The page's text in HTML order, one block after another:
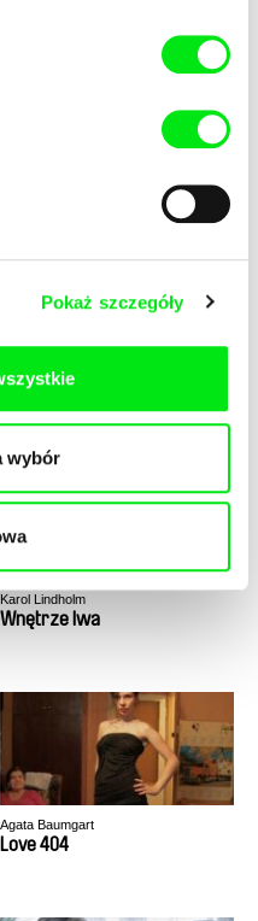
Pokaż szczegóły
wybór
Filip Drzewiecki
Odprawa
Karol Lindholm
Wnętrze lwa
Agata Baumgart
Love 404